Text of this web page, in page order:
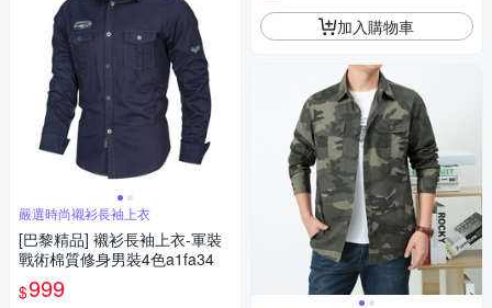
嚴選時尚襯衫長袖上衣
[巴黎精品] 襯衫長袖上衣-軍裝
戰術棉質修身男裝4色a1fa34
$999
加入購物車